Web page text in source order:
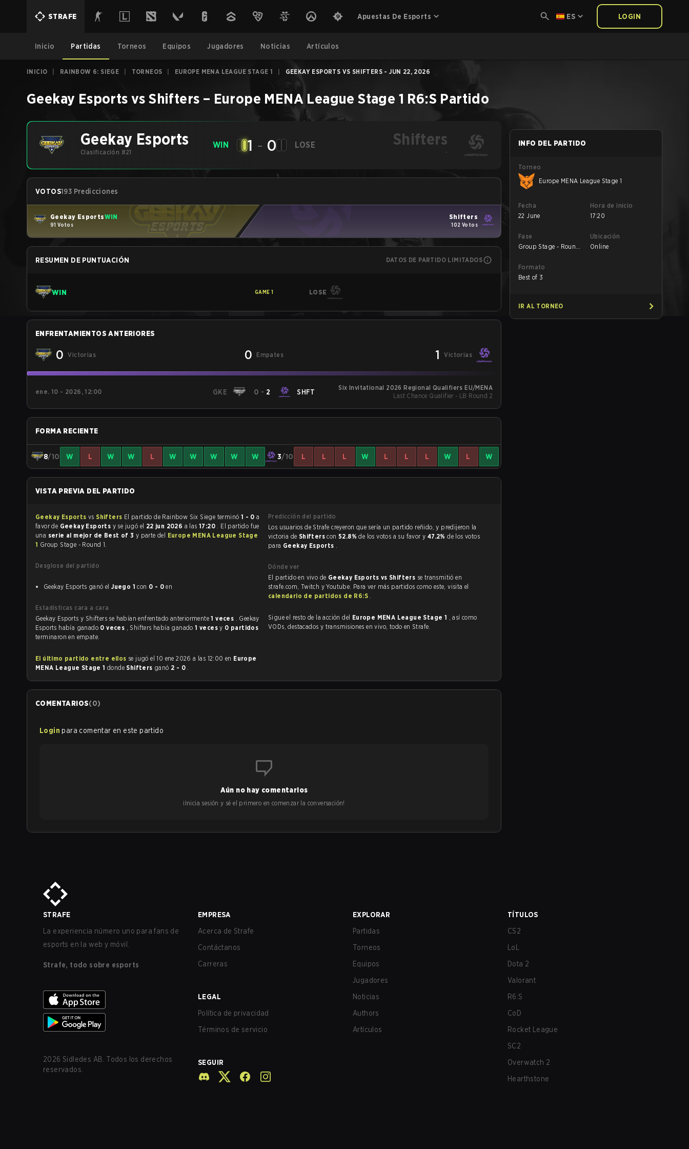
STRAFE Apuestas De Esports ES LOGIN
Inicio Partidas Torneos Equipos Jugadores Noticias Artículos
INICIO RAINBOW 6: SIEGE TORNEOS EUROPE MENA LEAGUE STAGE 1 GEEKAY ESPORTS VS SHIFTERS - JUN 22, 2026
Geekay Esports vs Shifters – Europe MENA League Stage 1 R6:S Partido
Geekay Esports
Clasificación #21
WIN 1 - 0 LOSE Shifters
-
VOTOS193 Predicciones
Geekay EsportsWIN
91 Votos
Shifters
102 Votos
RESUMEN DE PUNTUACIÓN DATOS DE PARTIDO LIMITADOS
WIN GAME 1 LOSE
ENFRENTAMIENTOS ANTERIORES
0 Victorias 0 Empates 1 Victorias
ene. 10 - 2026, 12:00 GKE 0 - 2 SHFT
Six Invitational 2026 Regional Qualifiers EU/MENA
Last Chance Qualifier - LB Round 2
FORMA RECIENTE
8/10 W L W W L W W W W W 3/10 L L L W L L L W L W
VISTA PREVIA DEL PARTIDO
Geekay Esports vs Shifters El partido de Rainbow Six Siege terminó 1 - 0 a
favor de Geekay Esports y se jugó el 22 jun 2026 a las 17:20 . El partido fue
una serie al mejor de Best of 3 y parte del Europe MENA League Stage
1 Group Stage - Round 1.
Desglose del partido
Geekay Esports ganó elJuego 1 con 0 - 0 en
Estadísticas cara a cara
Geekay Esports y Shifters se habían enfrentado anteriormente1 veces . Geekay
Esports había ganado 0 veces , Shifters había ganado1 vecesy 0 partidos
terminaron en empate.
El último partido entre ellos se jugó el 10 ene 2026 a las 12:00 en Europe
MENA League Stage 1 dondeShifters ganó 2 - 0 .
Predicción del partido
Los usuarios de Strafe creyeron que sería un partido reñido, y predijeron la
victoria de Shifterscon 52.8%de los votos a su favor y 47.2%de los votos
para Geekay Esports .
Dónde ver
El partido en vivo de Geekay Esports vs Shifters se transmitió en
strafe.com, Twitch y Youtube. Para ver más partidos como este, visita el
calendario de partidos de R6:S .
Sigue el resto de la acción del Europe MENA League Stage 1 , así como
VODs, destacados y transmisiones en vivo, todo en Strafe.
COMENTARIOS(0)
Login para comentar en este partido
Aún no hay comentarios
¡Inicia sesión y sé el primero en comenzar la conversación!
INFO DEL PARTIDO
Torneo
Europe MENA League Stage 1
Fecha
22 June
Hora de inicio
17:20
Fase
Group Stage - Round
Ubicación
Online
Formato
Best of 3
IR AL TORNEO
STRAFE
La experiencia número uno para fans de
esports en la web y móvil.
Strafe, todo sobre esports
2026 Sidledes AB. Todos los derechos
reservados.
EMPRESA
Acerca de Strafe
Contáctanos
Carreras
LEGAL
Política de privacidad
Términos de servicio
SEGUIR
EXPLORAR
Partidas
Torneos
Equipos
Jugadores
Noticias
Authors
Artículos
TÍTULOS
CS2
LoL
Dota 2
Valorant
R6:S
CoD
Rocket League
SC2
Overwatch 2
Hearthstone